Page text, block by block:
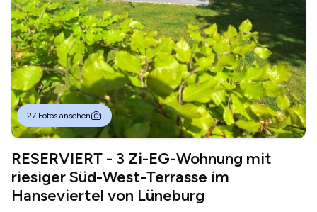
27 Fotos ansehen
RESERVIERT - 3 Zi-EG-Wohnung mit
riesiger Süd-West-Terrasse im
Hanseviertel von Lüneburg